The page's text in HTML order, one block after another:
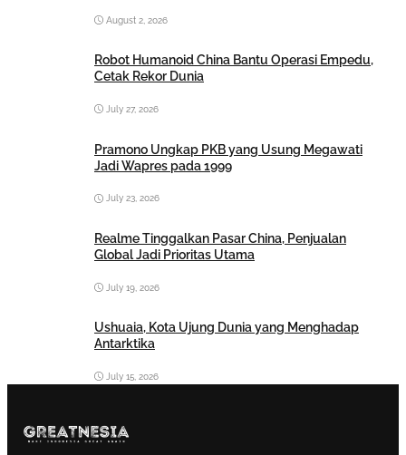
August 2, 2026
Robot Humanoid China Bantu Operasi Empedu,
Cetak Rekor Dunia
July 27, 2026
Pramono Ungkap PKB yang Usung Megawati
Jadi Wapres pada 1999
July 23, 2026
Realme Tinggalkan Pasar China, Penjualan
Global Jadi Prioritas Utama
July 19, 2026
Ushuaia, Kota Ujung Dunia yang Menghadap
Antarktika
July 15, 2026